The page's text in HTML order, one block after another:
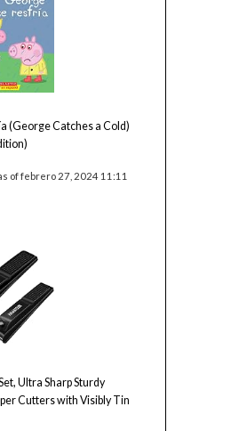
(George Catches a Cold)
of febrero 27, 2024 11:11
Ultra Sharp Sturdy
Cutters with Visibly Tin